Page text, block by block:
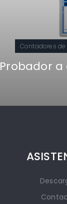
Contadores
Probador